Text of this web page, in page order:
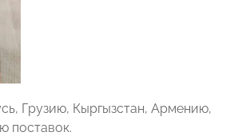
Грузию, Кыргызстан, Армению,
поставок.